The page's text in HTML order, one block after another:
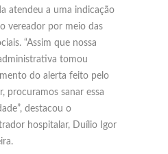
atendeu a uma indicação
vereador por meio das
“Assim que nossa
tomou
do alerta feito pelo
procuramos sanar essa
destacou o
hospitalar, Duílio Igor